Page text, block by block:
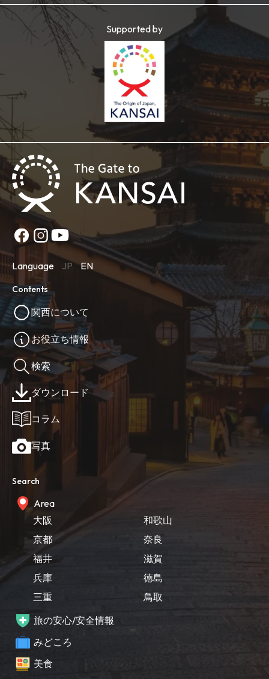
Supported by
Language JP EN
Contents
関西について
お役立ち情報
検索
ダウンロード
コラム
写真
Search
Area
大阪
京都
福井
兵庫
三重
和歌山
奈良
滋賀
徳島
鳥取
旅の安心/安全情報
みどころ
美食